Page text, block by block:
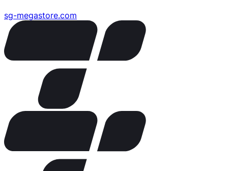
sg-megastore.com